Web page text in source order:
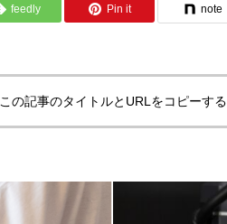
feedly Pin it note
この記事のタイトルとURLをコピーする